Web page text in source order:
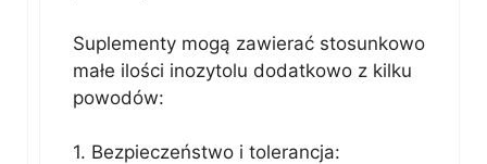
Suplementy mogą zawierać stosunkowo
małe ilości inozytolu dodatkowo z kilku
powodów:
1. Bezpieczeństwo i tolerancja: